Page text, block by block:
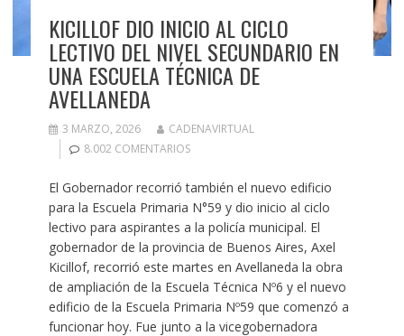
KICILLOF DIO INICIO AL CICLO
LECTIVO DEL NIVEL SECUNDARIO EN
UNA ESCUELA TÉCNICA DE
AVELLANEDA
3 MARZO, 2026
CADENAVIRTUAL
8.002 COMENTARIOS
El Gobernador recorrió también el nuevo edificio
para la Escuela Primaria N°59 y dio inicio al ciclo
lectivo para aspirantes a la policía municipal. El
gobernador de la provincia de Buenos Aires, Axel
Kicillof, recorrió este martes en Avellaneda la obra
de ampliación de la Escuela Técnica Nº6 y el nuevo
edificio de la Escuela Primaria Nº59 que comenzó a
funcionar hoy. Fue junto a la vicegobernadora